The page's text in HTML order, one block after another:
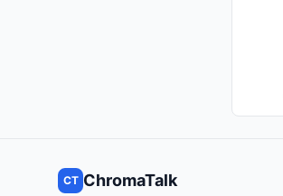
CT ChromaTalk